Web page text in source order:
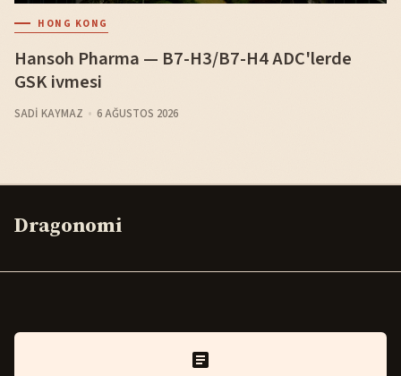
HONG KONG
Hansoh Pharma — B7-H3/B7-H4 ADC'lerde
GSK ivmesi
SADI KAYMAZ 6 AĞUSTOS 2026
Dragonomi